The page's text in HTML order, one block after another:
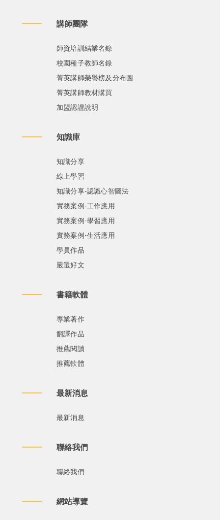
講師團隊
師資培訓結業名錄
校園種子教師名錄
菁英講師榮譽榜及分布圖
菁英講師教材購買
加盟認證說明
知識庫
知識分享
線上學習
知識分享-認識心智圖法
實務案例-工作應用
實務案例-學習應用
實務案例-生活應用
學員作品
嚴選好文
書籍軟體
專業著作
翻譯作品
推薦閱讀
推薦軟體
最新消息
最新消息
聯絡我們
聯絡我們
網站導覽